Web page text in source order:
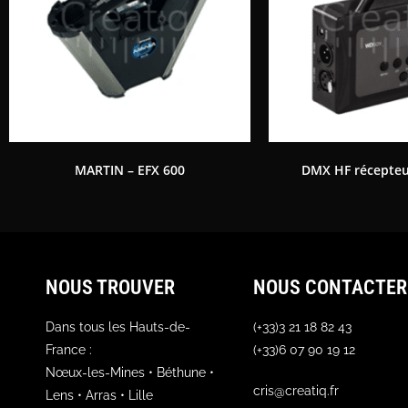
MARTIN – EFX 600 DMX HF
NOUS TROUVER
Dans tous les Hauts-de-
France :
Nœux-les-Mines • Béthune •
Lens • Arras • Lille
NOUS CONTACTER
(+33)3 21 18 82 43
(+33)6 07 90 19 12
cris@creatiq.fr